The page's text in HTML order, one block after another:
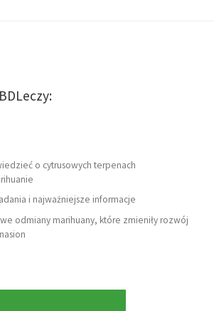
o cytrusowych terpenach
i najważniejsze informacje
odmiany marihuany, które zmieniły rozwój